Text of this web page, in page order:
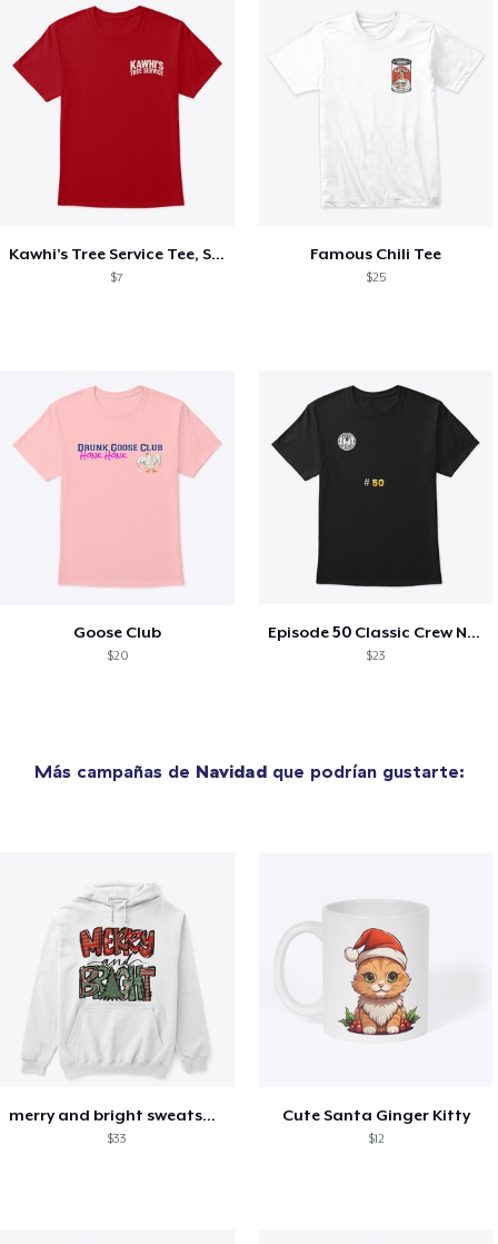
Kawhi’s Tree Service Tee, Shirts, Mug
$7
Famous Chili Tee
$25
Goose Club
$20
Episode 50 Classic Crew Neck T-Shirt
$23
Más campañas de Navidadque podrían gustarte:
merry and bright sweatshirt christmas
$33
Cute Santa Ginger Kitty
$12